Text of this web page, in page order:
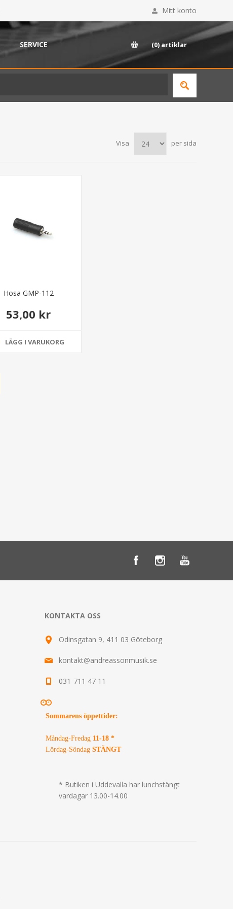
Mitt konto
SERVICE (0) artiklar
Visa per sida
Hosa GMP-112
53,00 kr
LÄGG I VARUKORG
KONTAKTA OSS
Odinsgatan 9, 411 03 Göteborg
kontakt@andreassonmusik.se
031-711 47 11
Sommarens öppettider:
Måndag-Fredag 11-18 *
Lördag-Söndag STÄNGT
* Butiken i Uddevalla har lunchstängt
vardagar 13.00-14.00